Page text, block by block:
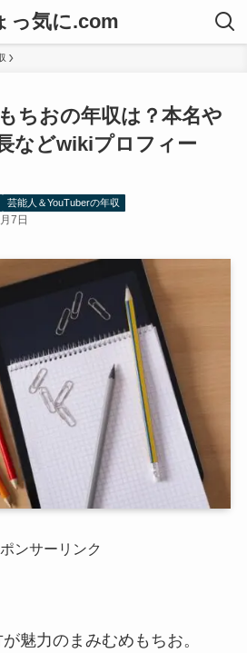
っ気に.com
ちおの年収は？本名や
などwikiプロフィー
芸能人＆YouTuberの年収
7日
ンサーリンク
魅力のまみむめもちお。